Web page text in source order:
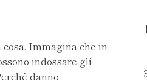
Immagina che in
indossare gli
danno